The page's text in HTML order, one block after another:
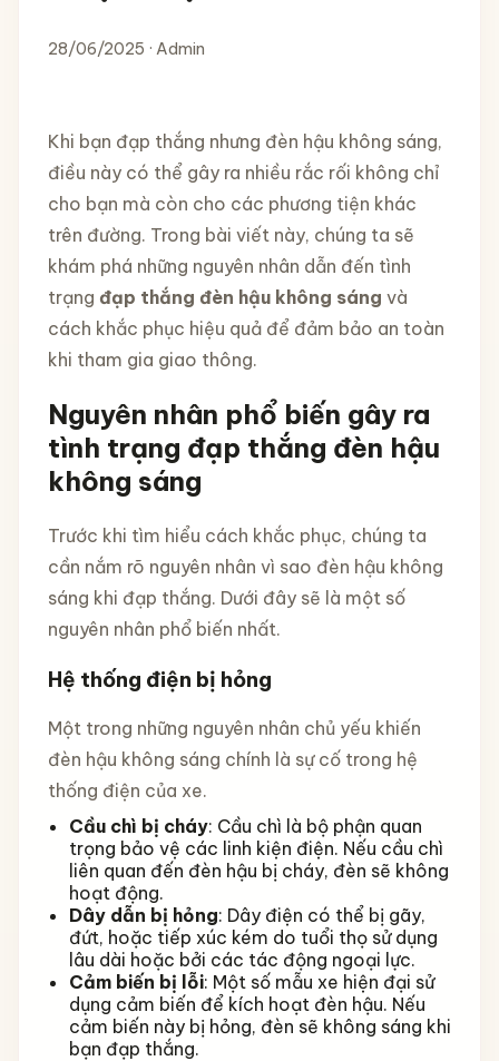
28/06/2025 · Admin
Khi bạn đạp thắng nhưng đèn hậu không sáng,
điều này có thể gây ra nhiều rắc rối không chỉ
cho bạn mà còn cho các phương tiện khác
trên đường. Trong bài viết này, chúng ta sẽ
khám phá những nguyên nhân dẫn đến tình
trạng đạp thắng đèn hậu không sáng và
cách khắc phục hiệu quả để đảm bảo an toàn
khi tham gia giao thông.
Nguyên nhân phổ biến gây ra
tình trạng đạp thắng đèn hậu
không sáng
Trước khi tìm hiểu cách khắc phục, chúng ta
cần nắm rõ nguyên nhân vì sao đèn hậu không
sáng khi đạp thắng. Dưới đây sẽ là một số
nguyên nhân phổ biến nhất.
Hệ thống điện bị hỏng
Một trong những nguyên nhân chủ yếu khiến
đèn hậu không sáng chính là sự cố trong hệ
thống điện của xe.
Cầu chì bị cháy: Cầu chì là bộ phận quan
trọng bảo vệ các linh kiện điện. Nếu cầu chì
liên quan đến đèn hậu bị cháy, đèn sẽ không
hoạt động.
Dây dẫn bị hỏng: Dây điện có thể bị gãy,
đứt, hoặc tiếp xúc kém do tuổi thọ sử dụng
lâu dài hoặc bởi các tác động ngoại lực.
Cảm biến bị lỗi: Một số mẫu xe hiện đại sử
dụng cảm biến để kích hoạt đèn hậu. Nếu
cảm biến này bị hỏng, đèn sẽ không sáng khi
bạn đạp thắng.